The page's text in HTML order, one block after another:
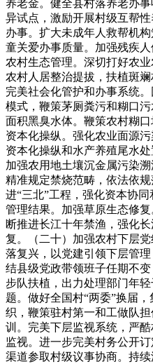
养老金。健全县村落养老办
异试点，激励开展村级互帮
办事。扩大未成年人救帮机
童关爱办事质量。加强残疾
农村生态管理。深切打好农
农村人居整治提拔，扶植斑
完美社会化管护和办事系统
模式，鞭策茅厕粪污和糊口
面积黑臭水体。鞭策农村糊
资本化操纵。强化农业面源
资本化操纵和水产养殖尾水
加强农用地土壤沉金属污染
精准规定禁烧范畴，依法依
进“三北”工程，强化资本协
管理结果。加强草原生态修
断推进长江十年禁渔，强化
复。（二十）加强农村下层
落复兴，以党建引领下层管
结县级党政带领班子任期不
步队扶植，出力处理部门年
题。做好全国村“两委”换届
织，鞭策驻村第一和工做队
训。完美下层监视系统，严
监视。进一步完美村务公开
渠道参取村级议事协商。持